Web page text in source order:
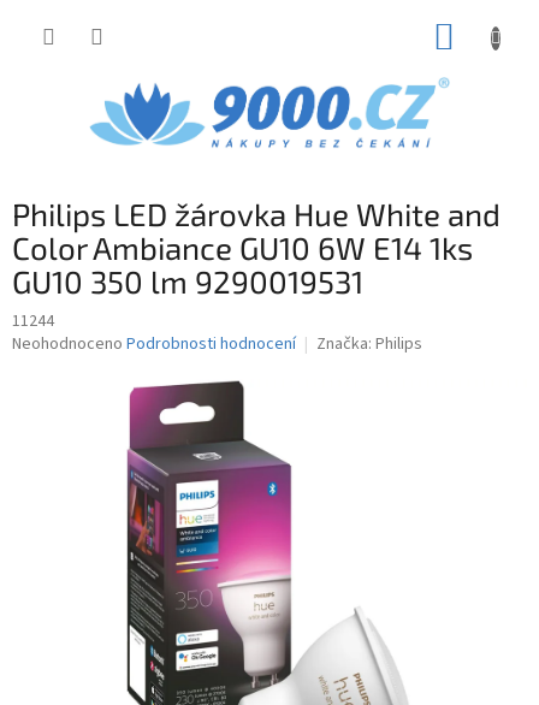
Philips LED žárovka Hue White and
Color Ambiance GU10 6W E14 1ks
GU10 350 lm 9290019531
11244
Průměrné
Neohodnoceno Podrobnosti hodnocení Značka: Philips